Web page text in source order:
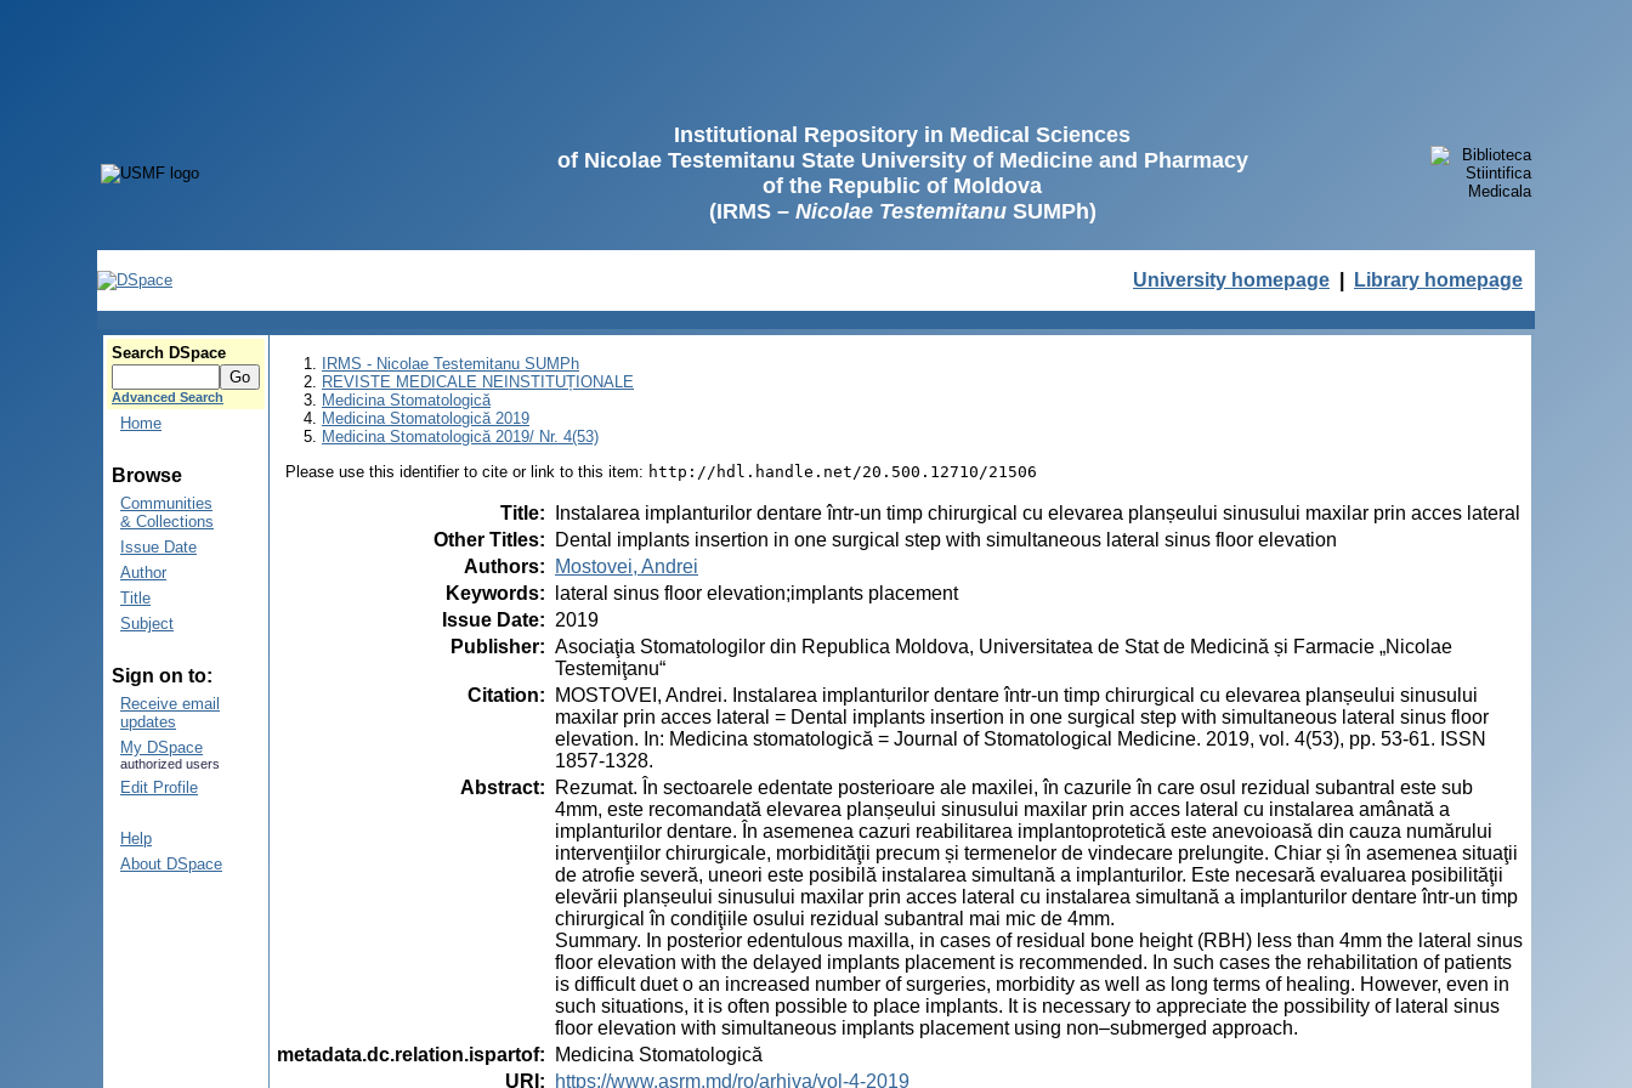
Institutional Repository in Medical Sciences
of Nicolae Testemitanu State University of Medicine and Pharmacy
of the Republic of Moldova
(IRMS – Nicolae TestemitanuSUMPh)
University homepage Library homepage
Search DSpace
Advanced Search
Home
Browse
Communities
& Collections
Issue Date
Author
Title
Subject
Sign on to:
Receive email
updates
My DSpace
authorized users
Edit Profile
Help
About DSpace
IRMS - Nicolae Testemitanu SUMPh
REVISTE MEDICALE NEINSTITUȚIONALE
Medicina Stomatologică
Medicina Stomatologică 2019
Medicina Stomatologică 2019/ Nr. 4(53)
Please use this identifier to cite or link to this item: http://hdl.handle.net/20.500.12710/21506
Title:
Instalarea implanturilor dentare într-un timp chirurgical cu elevarea planșeului sinusului maxilar prin acces lateral
Other Titles:
Dental implants insertion in one surgical step with simultaneous lateral sinus floor elevation
Authors:
Mostovei, Andrei
Keywords:
lateral sinus floor elevation;implants placement
Issue Date: 2019
Publisher: Asociaţia Stomatologilor din Republica Moldova, Universitatea de Stat de Medicină și Farmacie „Nicolae
Testemiţanu“
Citation:
MOSTOVEI, Andrei. Instalarea implanturilor dentare într-un timp chirurgical cu elevarea planșeului sinusului
maxilar prin acces lateral = Dental implants insertion in one surgical step with simultaneous lateral sinus floor
elevation. In: Medicina stomatologică = Journal of Stomatological Medicine. 2019, vol. 4(53), pp. 53-61. ISSN
1857-1328.
Abstract:
Rezumat. În sectoarele edentate posterioare ale maxilei, în cazurile în care osul rezidual subantral este sub
4mm, este recomandată elevarea planșeului sinusului maxilar prin acces lateral cu instalarea amânată a
implanturilor dentare. În asemenea cazuri reabilitarea implantoprotetică este anevoioasă din cauza numărului
intervenţiilor chirurgicale, morbidităţii precum și termenelor de vindecare prelungite. Chiar și în asemenea situaţii
de atrofie severă, uneori este posibilă instalarea simultană a implanturilor. Este necesară evaluarea posibilităţii
elevării planșeului sinusului maxilar prin acces lateral cu instalarea simultană a implanturilor dentare într-un timp
chirurgical în condiţiile osului rezidual subantral mai mic de 4mm.
Summary. In posterior edentulous maxilla, in cases of residual bone height (RBH) less than 4mm the lateral sinus
floor elevation with the delayed implants placement is recommended. In such cases the rehabilitation of patients
is difficult duet o an increased number of surgeries, morbidity as well as long terms of healing. However, even in
such situations, it is often possible to place implants. It is necessary to appreciate the possibility of lateral sinus
floor elevation with simultaneous implants placement using non–submerged approach.
metadata.dc.relation.ispartof:
Medicina Stomatologică
URI : https://www.asrm.md/ro/arhiva/vol-4-2019